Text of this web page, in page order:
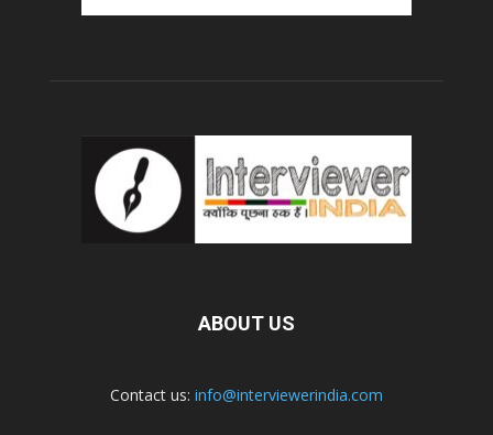
ABOUT US
Contact us: info@interviewerindia.com